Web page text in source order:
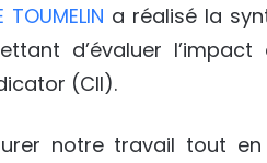
a réalisé la
d’évaluer
(CII).
notre travail tout